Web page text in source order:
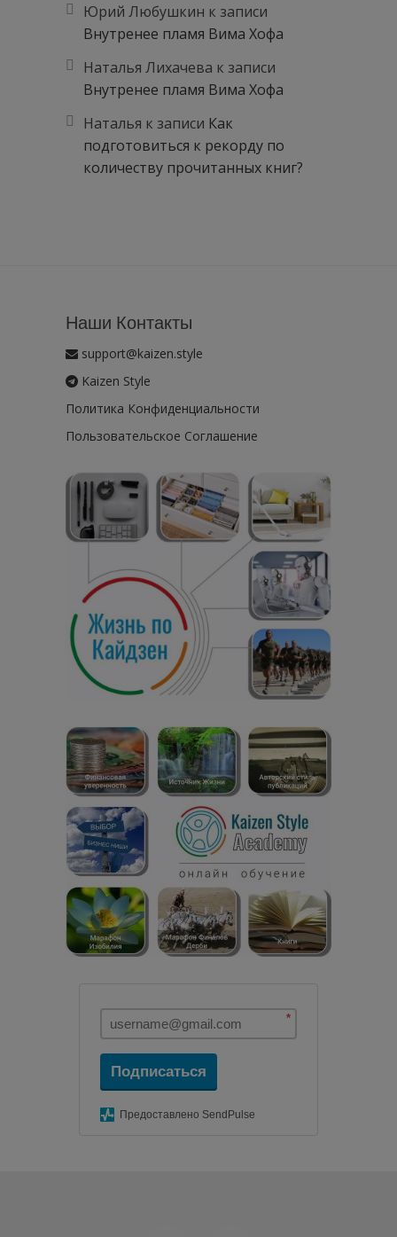
Юрий Любушкин к записи
Внутренее пламя Вима Хофа
Наталья Лихачева к записи
Внутренее пламя Вима Хофа
Наталья к записи Как
подготовиться к рекорду по
количеству прочитанных книг?
Наши Контакты
support@kaizen.style
Kaizen Style
Политика Конфиденциальности
Пользовательское Соглашение
*
Подписаться
Предоставлено SendPulse